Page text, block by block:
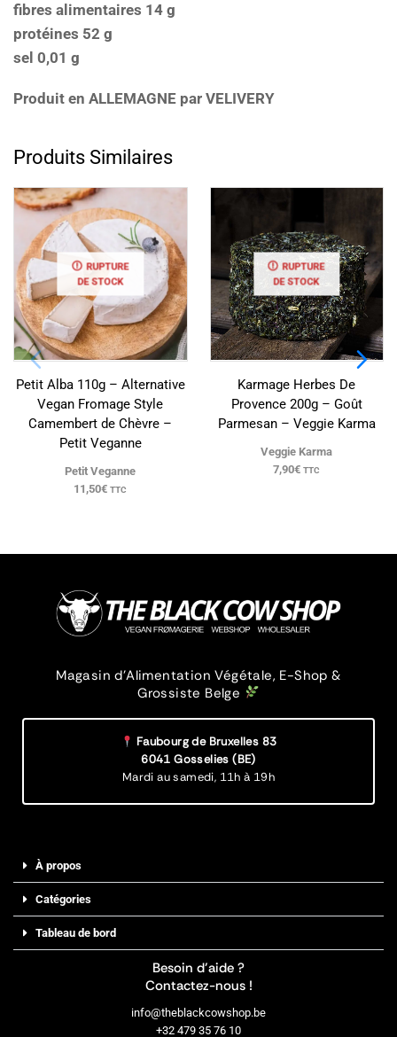
fibres alimentaires 14 g
protéines 52 g
sel 0,01 g
Produit en ALLEMAGNE par VELIVERY
Produits Similaires
RUPTURE
DE STOCK
Petit Alba 110g – Alternative
Vegan Fromage Style
Camembert de Chèvre –
Petit Veganne
Petit Veganne
11,50€ TTC
RUPTURE
DE STOCK
Karmage Herbes De
Provence 200g – Goût
Parmesan – Veggie Karma
Veggie Karma
7,90€ TTC
Magasin d’Alimentation Végétale, E-Shop &
Grossiste Belge
Faubourg de Bruxelles 83
6041 Gosselies (BE)
Mardi au samedi, 11h à 19h
À propos
Catégories
Tableau de bord
Besoin d’aide ?
Contactez-nous !
info@theblackcowshop.be
+32 479 35 76 10